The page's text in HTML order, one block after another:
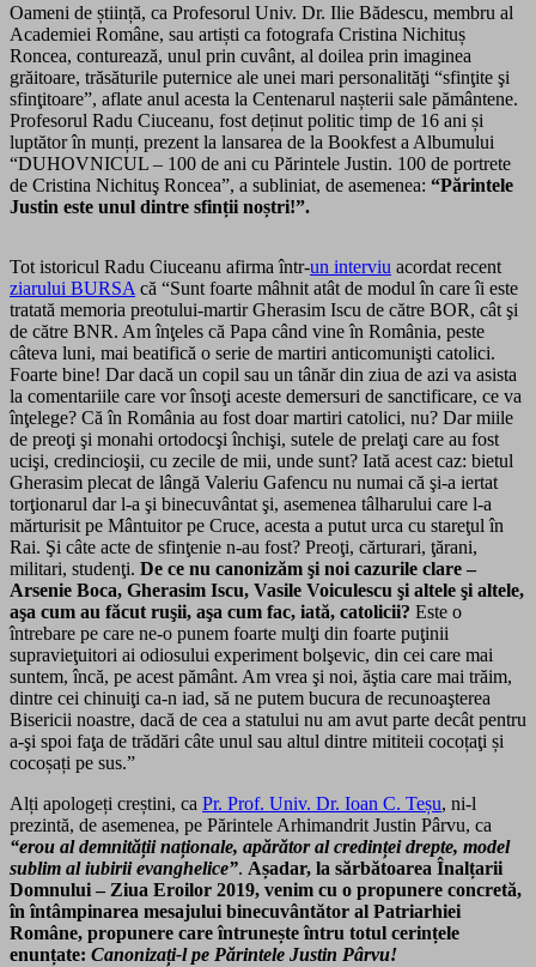
Oameni de știință, ca Profesorul Univ. Dr. Ilie Bădescu, membru al
Academiei Române, sau artiști ca fotografa Cristina Nichituș
Roncea, conturează, unul prin cuvânt, al doilea prin imaginea
grăitoare, trăsăturile puternice ale unei mari personalităţi “sfinţite şi
sfinţitoare”, aflate anul acesta la Centenarul nașterii sale pământene.
Profesorul Radu Ciuceanu, fost deținut politic timp de 16 ani și
luptător în munți, prezent la lansarea de la Bookfest a Albumului
“DUHOVNICUL – 100 de ani cu Părintele Justin. 100 de portrete
de Cristina Nichituş Roncea”, a subliniat, de asemenea: “Părintele
Justin este unul dintre sfinții noștri!”.
Tot istoricul Radu Ciuceanu afirma într-un interviu acordat recent
ziarului BURSA că “Sunt foarte mâhnit atât de modul în care îi este
tratată memoria preotului-martir Gherasim Iscu de către BOR, cât şi
de către BNR. Am înţeles că Papa când vine în România, peste
câteva luni, mai beatifică o serie de martiri anticomunişti catolici.
Foarte bine! Dar dacă un copil sau un tânăr din ziua de azi va asista
la comentariile care vor însoţi aceste demersuri de sanctificare, ce va
înţelege? Că în România au fost doar martiri catolici, nu? Dar miile
de preoţi şi monahi ortodocşi închişi, sutele de prelaţi care au fost
ucişi, credincioşii, cu zecile de mii, unde sunt? Iată acest caz: bietul
Gherasim plecat de lângă Valeriu Gafencu nu numai că şi-a iertat
torţionarul dar l-a şi binecuvântat şi, asemenea tâlharului care l-a
mărturisit pe Mântuitor pe Cruce, acesta a putut urca cu stareţul în
Rai. Şi câte acte de sfinţenie n-au fost? Preoţi, cărturari, ţărani,
militari, studenţi. De ce nu canonizăm şi noi cazurile clare –
Arsenie Boca, Gherasim Iscu, Vasile Voiculescu şi altele şi altele,
aşa cum au făcut ruşii, aşa cum fac, iată, catolicii? Este o
întrebare pe care ne-o punem foarte mulţi din foarte puţinii
supravieţuitori ai odiosului experiment bolşevic, din cei care mai
suntem, încă, pe acest pământ. Am vrea şi noi, ăştia care mai trăim,
dintre cei chinuiţi ca-n iad, să ne putem bucura de recunoaşterea
Bisericii noastre, dacă de cea a statului nu am avut parte decât pentru
a-şi spoi faţa de trădări câte unul sau altul dintre mititeii cocoțaţi și
cocoșați pe sus.”
Alți apologeți creștini, ca Pr. Prof. Univ. Dr. Ioan C. Teșu, ni-l
prezintă, de asemenea, pe Părintele Arhimandrit Justin Pârvu, ca
“erou al demnității naționale, apărător al credinței drepte, model
sublim al iubirii evanghelice”. Așadar, la sărbătoarea Înalțarii
Domnului – Ziua Eroilor 2019, venim cu o propunere concretă,
în întâmpinarea mesajului binecuvântător al Patriarhiei
Române, propunere care întrunește întru totul cerințele
enunțate: Canonizați-l pe Părintele Justin Pârvu!